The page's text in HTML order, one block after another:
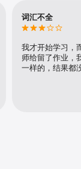
同步学习服务，
词汇不全
我才开始学习，
师给留了作业，
一样的，结果都